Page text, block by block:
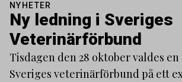
NYHETER
Ny ledning i Sveriges
Veterinärförbund
Tisdagen den 28 oktober valdes
Sveriges veterinärförbund på ett